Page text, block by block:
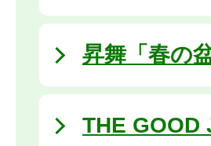
昇舞「春の
THE GOOD